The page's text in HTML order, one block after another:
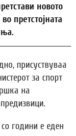
новото
претстојната
присуствуваа
за спорт
на
години е еден